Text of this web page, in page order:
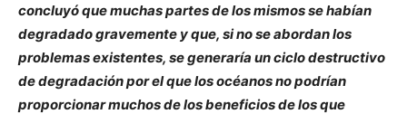
concluyó que muchas partes de los mismos se habían
degradado gravemente y que, si no se abordan los
problemas existentes, se generaría un ciclo destructivo
de degradación por el que los océanos no podrían
proporcionar muchos de los beneficios de los que